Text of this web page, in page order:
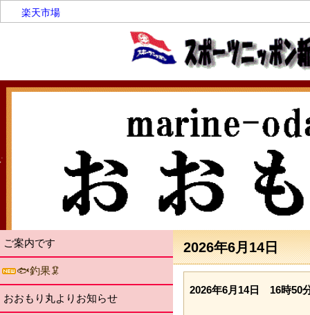
楽天市場
2026年6月14日
2026年6月14日 16時50
ご案内です
🐟釣果🦑
おおもり丸よりお知らせ